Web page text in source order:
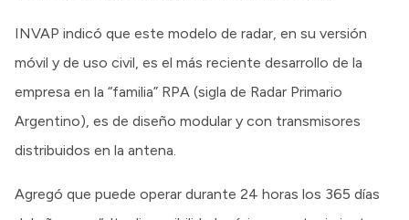
INVAP indicó que este modelo de radar, en su versión
móvil y de uso civil, es el más reciente desarrollo de la
empresa en la “familia” RPA (sigla de Radar Primario
Argentino), es de diseño modular y con transmisores
distribuidos en la antena.
Agregó que puede operar durante 24 horas los 365 días